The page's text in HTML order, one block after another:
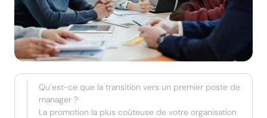
Qu’est-ce que la transition vers un premier poste de
manager ?
La promotion la plus coûteuse de votre organisation